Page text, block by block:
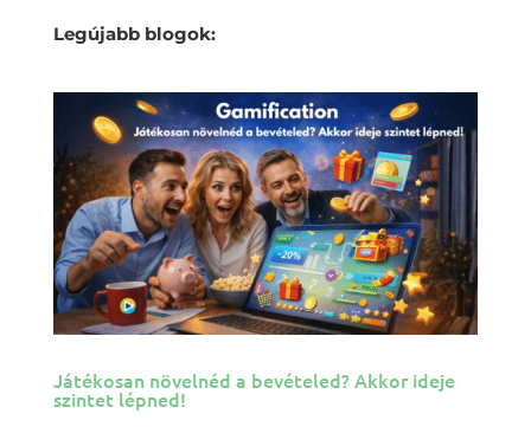
Legújabb blogok:
Játékosan növelnéd a bevételed? Akkor ideje
szintet lépned!